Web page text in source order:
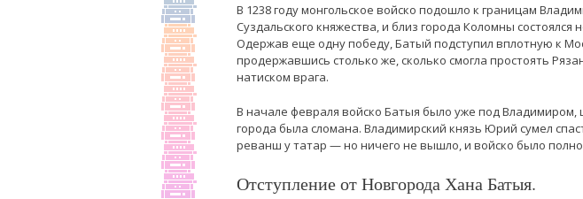
В 1238 году монгольское войско подошло к границам
Суздальского княжества, и близ города Коломны состоялся
Одержав еще одну победу, Батый подступил вплотную к
продержавшись столько же, сколько смогла простоять
натиском врага.
В начале февраля войско Батыя было уже под Владимиром,
города была сломана. Владимирский князь Юрий сумел
реванш у татар — но ничего не вышло, и войско было
Отступление от Новгорода Хана Батыя.